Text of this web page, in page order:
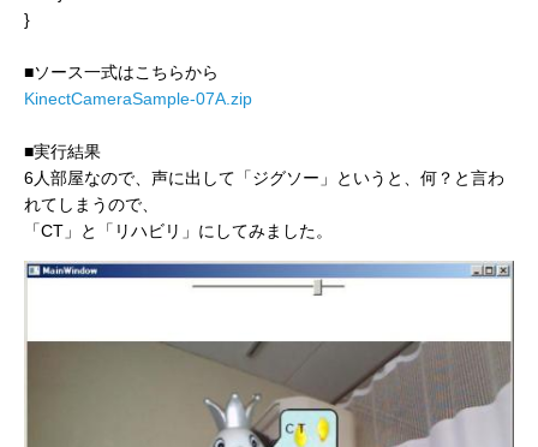
}
■ソース一式はこちらから
KinectCameraSample-07A.zip
■実行結果
6人部屋なので、声に出して「ジグソー」というと、何？と言わ
れてしまうので、
「CT」と「リハビリ」にしてみました。